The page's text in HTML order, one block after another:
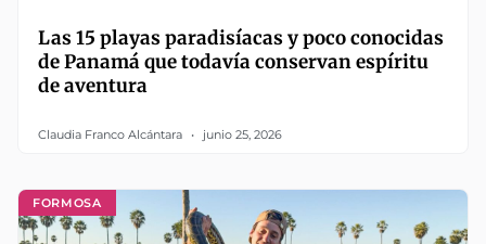
Las 15 playas paradisíacas y poco conocidas
de Panamá que todavía conservan espíritu
de aventura
Claudia Franco Alcántara junio 25, 2026
FORMOSA